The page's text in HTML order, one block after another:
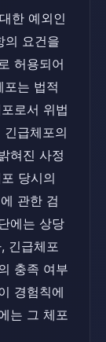
한 예외인
의 요건을
허용되어
는 법적
로서 위법
급체포의
혀진 사정
당시의
관한 검
에는 상당
긴급체포
충족 여부
경험칙에
는 그 체포